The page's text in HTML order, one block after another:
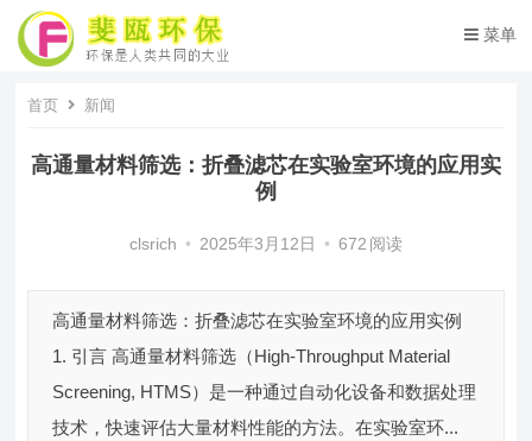
菜单
首页 新闻
高通量材料筛选：折叠滤芯在实验室环境的应用实
例
clsrich • 2025年3月12日 • 672 阅读
高通量材料筛选：折叠滤芯在实验室环境的应用实例
1. 引言 高通量材料筛选（High-Throughput Material
Screening, HTMS）是一种通过自动化设备和数据处理
技术，快速评估大量材料性能的方法。在实验室环...